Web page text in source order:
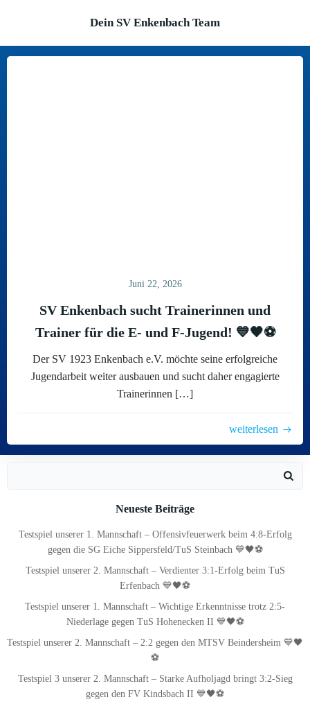
Dein SV Enkenbach Team
Juni 22, 2026
SV Enkenbach sucht Trainerinnen und
Trainer für die E- und F-Jugend! 💙🖤⚽
Der SV 1923 Enkenbach e.V. möchte seine erfolgreiche
Jugendarbeit weiter ausbauen und sucht daher engagierte
Trainerinnen […]
weiterlesen
Neueste Beiträge
Testspiel unserer 1. Mannschaft – Offensivfeuerwerk beim 4:8-Erfolg
gegen die SG Eiche Sippersfeld/TuS Steinbach 💙🖤⚽
Testspiel unserer 2. Mannschaft – Verdienter 3:1-Erfolg beim TuS
Erfenbach 💙🖤⚽
Testspiel unserer 1. Mannschaft – Wichtige Erkenntnisse trotz 2:5-
Niederlage gegen TuS Hohenecken II 💙🖤⚽
Testspiel unserer 2. Mannschaft – 2:2 gegen den MTSV Beindersheim 💙🖤
⚽
Testspiel 3 unserer 2. Mannschaft – Starke Aufholjagd bringt 3:2-Sieg
gegen den FV Kindsbach II 💙🖤⚽